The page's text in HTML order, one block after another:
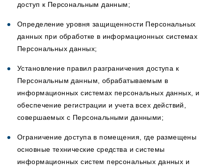
доступ к Персональным данным;
Определение уровня защищенности Персональных
данных при обработке в информационных системах
Персональных данных;
Установление правил разграничения доступа к
Персональным данным, обрабатываемым в
информационных системах персональных данных, и
обеспечение регистрации и учета всех действий,
совершаемых с Персональными данными;
Ограничение доступа в помещения, где размещены
основные технические средства и системы
информационных систем персональных данных и